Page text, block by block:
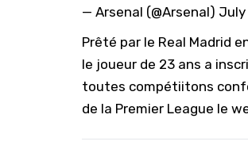
— Arsenal (@Arsenal) July
Prêté par le Real Madrid
le joueur de 23 ans a
toutes compétiitons
de la Premier League le